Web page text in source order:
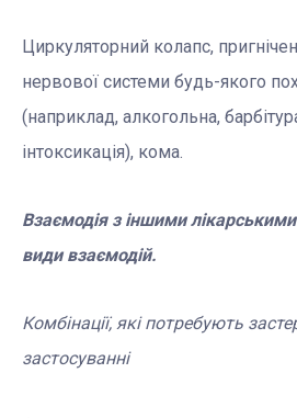
Циркуляторний колапс,
нервової системи будь-якого
(наприклад, алкогольна,
інтоксикація), кома.
Взаємодія з іншими
види взаємодій.
Комбінації, які потребують
застосуванні